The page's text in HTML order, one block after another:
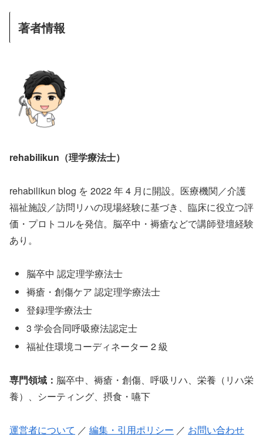
著者情報
rehabilikun（理学療法士）
rehabilikun blog を 2022 年 4 月に開設。医療機関／介護
福祉施設／訪問リハの現場経験に基づき、臨床に役立つ評
価・プロトコルを発信。脳卒中・褥瘡などで講師登壇経験
あり。
脳卒中 認定理学療法士
褥瘡・創傷ケア 認定理学療法士
登録理学療法士
3 学会合同呼吸療法認定士
福祉住環境コーディネーター 2 級
専門領域： 脳卒中、褥瘡・創傷、呼吸リハ、栄養（リハ栄
養）、シーティング、摂食・嚥下
運営者について ／ 編集・引用ポリシー ／ お問い合わせ